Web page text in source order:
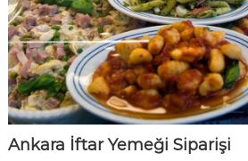
Ankara İftar Yemeği Siparişi